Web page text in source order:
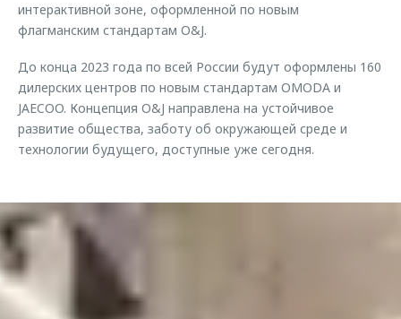
интерактивной зоне, оформленной по новым
флагманским стандартам O&J.
До конца 2023 года по всей России будут оформлены 160
дилерских центров по новым стандартам OMODA и
JAECOO. Концепция O&J направлена на устойчивое
развитие общества, заботу об окружающей среде и
технологии будущего, доступные уже сегодня.